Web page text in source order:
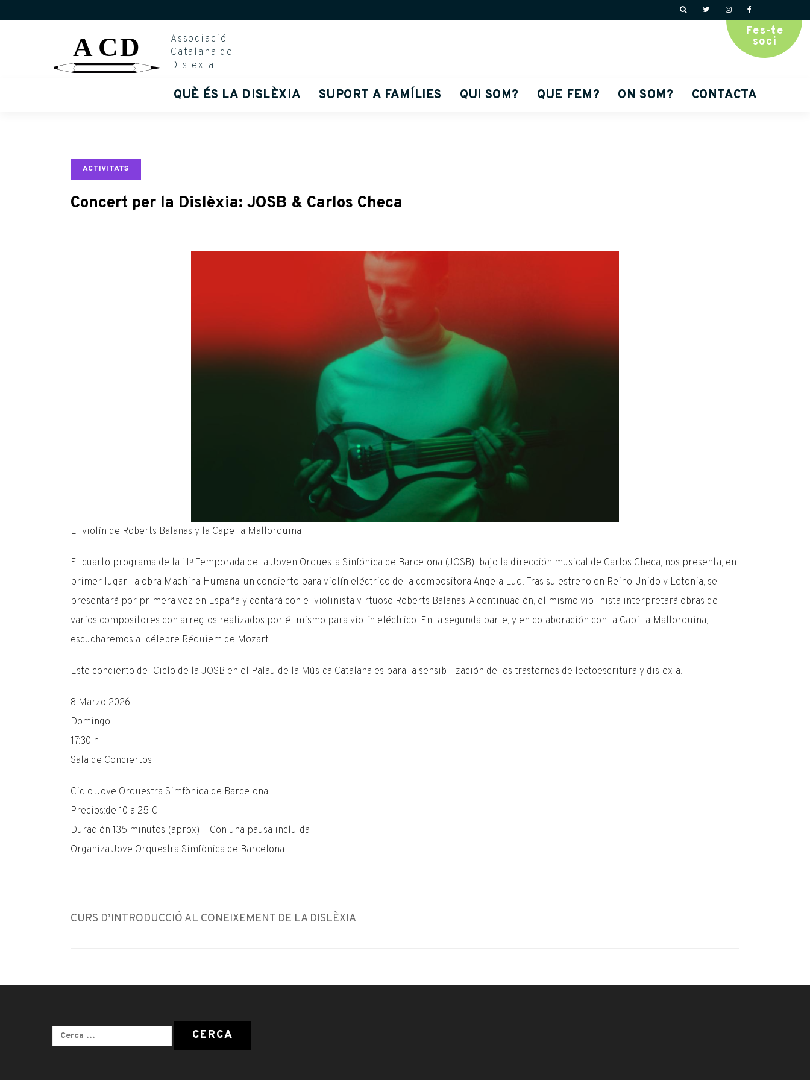
Associació
Catalana de
Dislexia
Fes-te
soci
QUÈ ÉS LA DISLÈXIA SUPORT A FAMÍLIES QUI SOM? QUE FEM? ON SOM? CONTACTA
ACTIVITATS
Concert per la Dislèxia: JOSB & Carlos Checa
El violín de Roberts Balanas y la Capella Mallorquina
El cuarto programa de la 11ª Temporada de la Joven Orquesta Sinfónica de Barcelona (JOSB), bajo la dirección musical de Carlos Checa, nos presenta, en
primer lugar, la obra Machina Humana, un concierto para violín eléctrico de la compositora Angela Luq. Tras su estreno en Reino Unido y Letonia, se
presentará por primera vez en España y contará con el violinista virtuoso Roberts Balanas. A continuación, el mismo violinista interpretará obras de
varios compositores con arreglos realizados por él mismo para violín eléctrico. En la segunda parte, y en colaboración con la Capilla Mallorquina,
escucharemos al célebre Réquiem de Mozart.
Este concierto del Ciclo de la JOSB en el Palau de la Música Catalana es para la sensibilización de los trastornos de lectoescritura y dislexia.
8 Marzo 2026
Domingo
17:30 h
Sala de Conciertos
Ciclo Jove Orquestra Simfònica de Barcelona
Precios:de 10 a 25 €
Duración:135 minutos (aprox) – Con una pausa incluida
Organiza:Jove Orquestra Simfònica de Barcelona
Navegació
CURS D’INTRODUCCIÓ AL CONEIXEMENT DE LA DISLÈXIA
Cerca: